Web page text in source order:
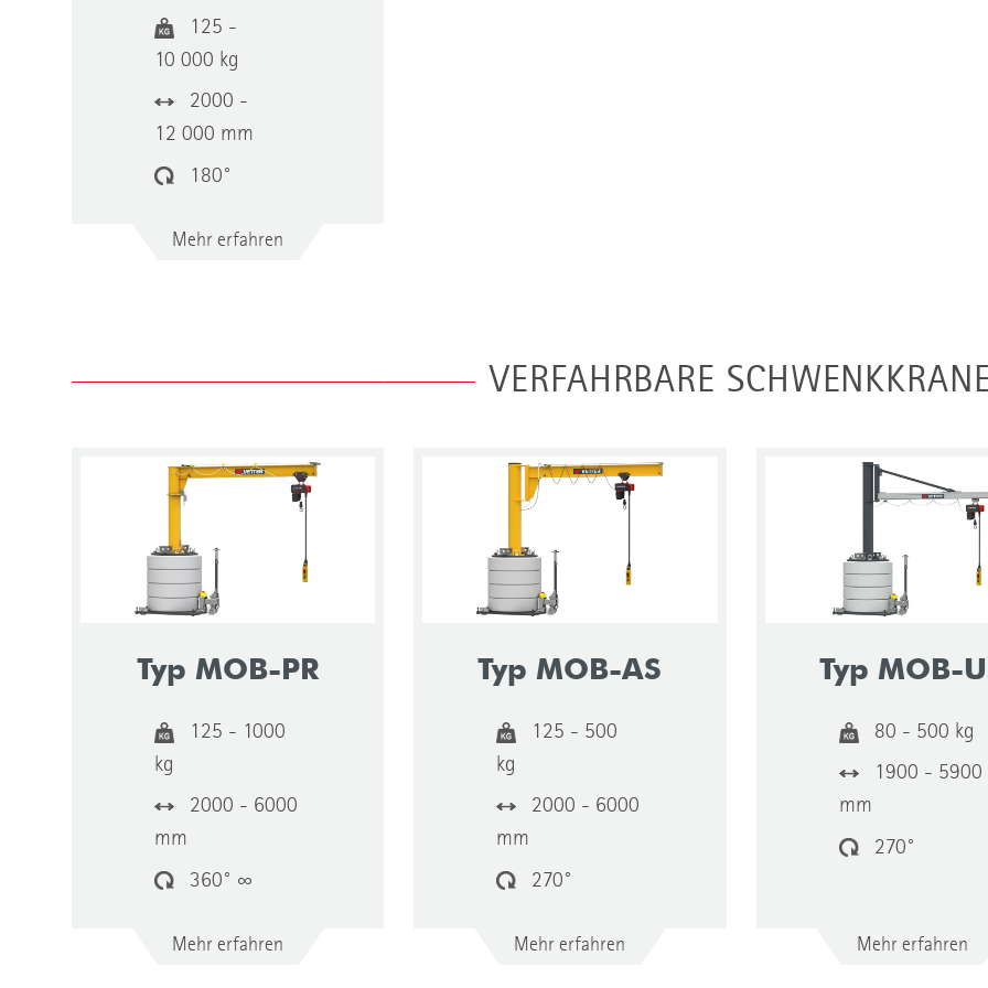
125 -
10 000 kg
2000 -
12 000 mm
180°
Mehr erfahren
VERFAHRBARE
Typ MOB-PR
125 - 1000
kg
2000 - 6000
mm
360° ∞
Mehr erfahren
Typ MOB-AS
125 - 500
kg
2000 - 6000
mm
270°
Mehr erfahren
Typ MOB-
80 - 500 kg
1900 - 5900
mm
270°
Mehr erfahren